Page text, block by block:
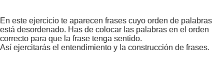
En este ejercicio te aparecen frases cuyo orden de palabras
está desordenado. Has de colocar las palabras en el orden
correcto para que la frase tenga sentido.
Así ejercitarás el entendimiento y la construcción de frases.